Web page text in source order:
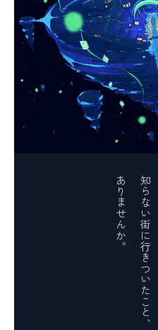
知らない街に行きついたこと、
ありませんか。